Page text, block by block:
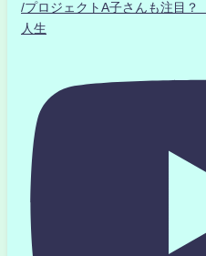
/プロジェクトA子さんも注目
人生